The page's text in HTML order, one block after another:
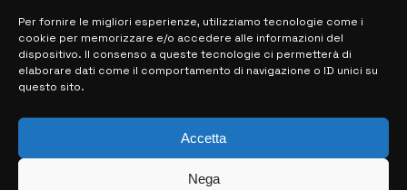
Per fornire le migliori esperienze, utilizziamo tecnologie come i
cookie per memorizzare e/o accedere alle informazioni del
dispositivo. Il consenso a queste tecnologie ci permetterà di
elaborare dati come il comportamento di navigazione o ID unici su
questo sito.
Accetta
Nega
MAPPA DEL SITO
> NOTIZIE
> CONTATTI